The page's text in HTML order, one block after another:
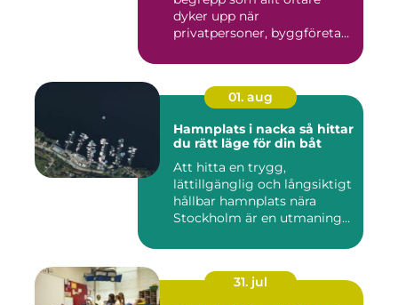
dyker upp när
privatpersoner, byggföretag
01. aug
Hamnplats i nacka så hittar
du rätt läge för din båt
Att hitta en trygg,
lättillgänglig och långsiktigt
hållbar hamnplats nära
Stockholm är en utmaning
31. jul